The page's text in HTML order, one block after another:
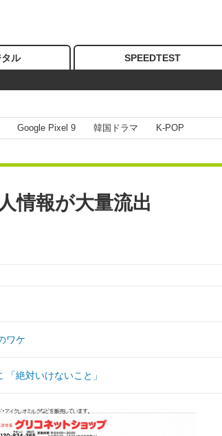
ル SPEEDTEST
Google Pixel 9 韓国ドラマ K-POP
情報が大量流出
ワケ
絶対いけないこと」